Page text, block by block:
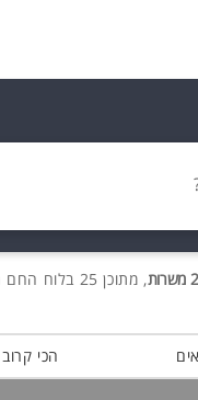
, מתוכן 25 בלוח החם חינם!
הכי קרוב